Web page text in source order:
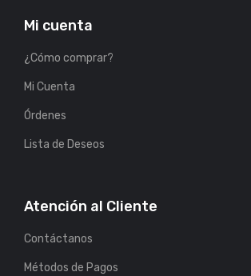
Mi cuenta
¿Cómo comprar?
Mi Cuenta
Órdenes
Lista de Deseos
Atención al Cliente
Contáctanos
Métodos de Pagos